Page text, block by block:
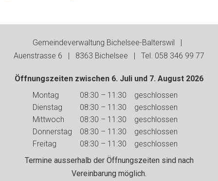
Gemeindeverwaltung Bichelsee-Balterswil |
Auenstrasse 6 | 8363 Bichelsee | Tel. 058 346 99 77
Öffnungszeiten zwischen 6. Juli und 7. August 2026
Wochentag
Vormittag Nachmittag
Montag 08:30 – 11:30
geschlossen
Dienstag
08:30 – 11:30
geschlossen
Mittwoch
08:30 – 11:30
geschlossen
Donnerstag
08:30 – 11:30
geschlossen
Freitag
08:30 – 11:30
geschlossen
Termine ausserhalb der Öffnungszeiten sind nach
Vereinbarung möglich.